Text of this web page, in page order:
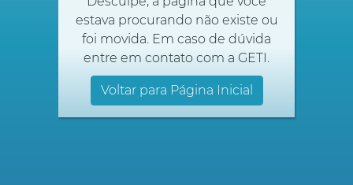
estava procurando não existe ou
foi movida. Em caso de dúvida
entre em contato com a GETI.
Voltar para Página Inicial